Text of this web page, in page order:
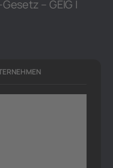
– GEIG |